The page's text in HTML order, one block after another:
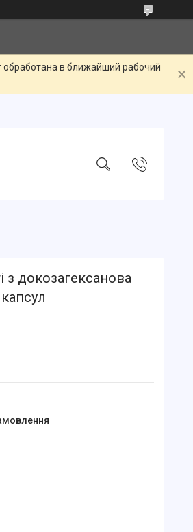
обработана в ближайший рабочий
з докозагексанова